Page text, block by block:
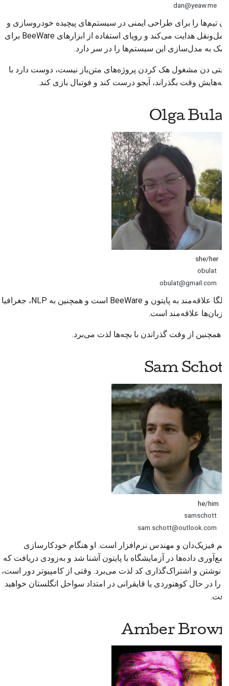
dan@yeaw.me
دن تیم‌ها را برای طراحی ایمنی در سیستم‌های پیچیده خودروسازی و
حمل‌ونقل هدایت می‌کند و رویای استفاده از ابزارهای BeeWare برای
کمک به مدل‌سازی این سیستم‌ها را در سر دارد.
وقتی دن مشغول هک کردن پروژه‌های متن‌باز نیست، دوست دارد با
بچه‌هایش وقت بگذراند، آبجو درست کند و فوتبال بازی کند.
Olga Bulat
obulat
obulat@gmail.com
اولگا علاقه‌مند به پایتون و BeeWare است و همچنین به NLP، جغرافیا
و زبان‌ها علاقه‌مند است.
او همچنین از وقت گذراندن با بچه‌ها لذت می‌برد.
Sam Schott
samschott
sam.schott@outlook.com
سم فیزیک‌دان و مهندس نرم‌افزار است. او هنگام خودکارسازی
جمع‌آوری داده‌ها در آزمایشگاه با پایتون آشنا شد و به‌زودی دریافت که
از نوشتن و اشتراک‌گذاری کد لذت می‌برد. وقتی از کامپیوتر دور است،
او را در حال کوهنوردی یا قایقرانی در امتداد سواحل انگلستان خواهید
یافت.
Amber Brown